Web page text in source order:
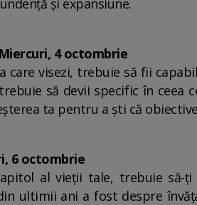
și expansiune.
4 octombrie
visezi, trebuie să fii
să devii specific în ceea
ta pentru a ști că
6 octombrie
al vieții tale, trebuie să-
ultimii ani a fost despre